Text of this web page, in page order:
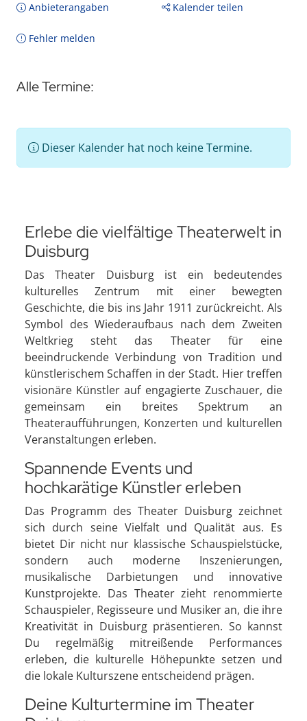
Anbieterangaben Kalender teilen
Fehler melden
Alle Termine:
Dieser Kalender hat noch keine Termine.
Erlebe die vielfältige Theaterwelt in
Duisburg
Das Theater Duisburg ist ein bedeutendes
kulturelles Zentrum mit einer bewegten
Geschichte, die bis ins Jahr 1911 zurückreicht. Als
Symbol des Wiederaufbaus nach dem Zweiten
Weltkrieg steht das Theater für eine
beeindruckende Verbindung von Tradition und
künstlerischem Schaffen in der Stadt. Hier treffen
visionäre Künstler auf engagierte Zuschauer, die
gemeinsam ein breites Spektrum an
Theateraufführungen, Konzerten und kulturellen
Veranstaltungen erleben.
Spannende Events und
hochkarätige Künstler erleben
Das Programm des Theater Duisburg zeichnet
sich durch seine Vielfalt und Qualität aus. Es
bietet Dir nicht nur klassische Schauspielstücke,
sondern auch moderne Inszenierungen,
musikalische Darbietungen und innovative
Kunstprojekte. Das Theater zieht renommierte
Schauspieler, Regisseure und Musiker an, die ihre
Kreativität in Duisburg präsentieren. So kannst
Du regelmäßig mitreißende Performances
erleben, die kulturelle Höhepunkte setzen und
die lokale Kulturszene entscheidend prägen.
Deine Kulturtermine im Theater